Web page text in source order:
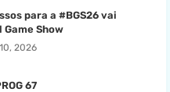
para a #BGS26 vai
Show
2026
67